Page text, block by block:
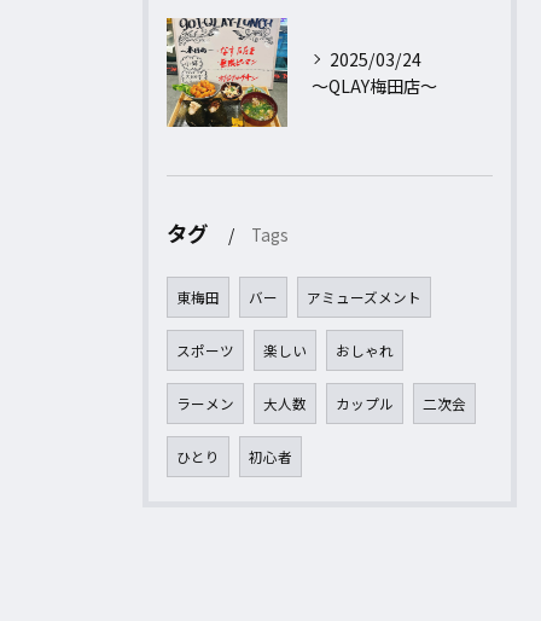
2025/03/24
〜QLAY梅田店〜
タグ Tags
東梅田 バー アミューズメント
スポーツ 楽しい おしゃれ
ラーメン 大人数 カップル 二次会
ひとり 初心者